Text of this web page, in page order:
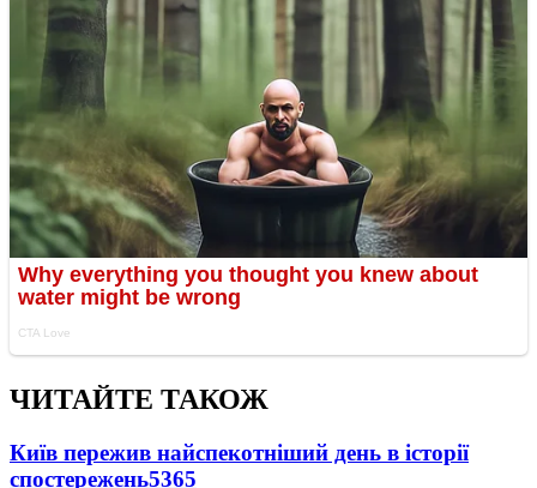
ЧИТАЙТЕ ТАКОЖ
Київ пережив найспекотніший день в історії
спостережень5365